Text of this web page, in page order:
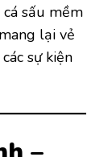
sấu mềm
lại vẻ
sự kiện